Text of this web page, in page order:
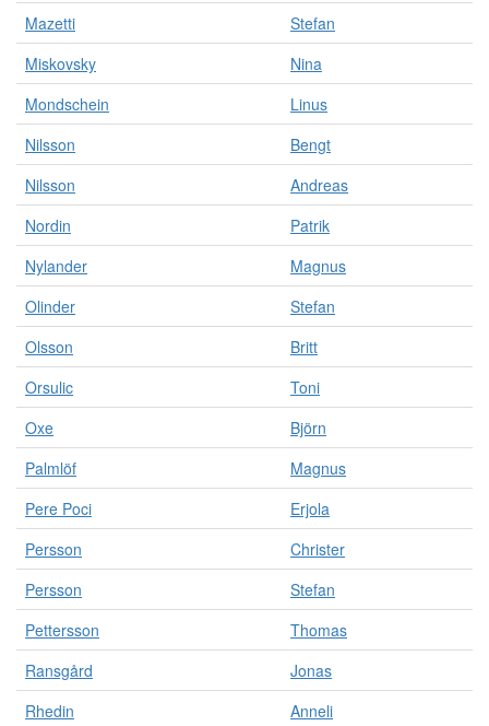
Mazetti
Stefan
Miskovsky
Nina
Mondschein
Linus
Nilsson
Bengt
Nilsson
Andreas
Nordin
Patrik
Nylander
Magnus
Olinder
Stefan
Olsson
Britt
Orsulic
Toni
Oxe
Björn
Palmlöf
Magnus
Pere Poci
Erjola
Persson
Christer
Persson
Stefan
Pettersson
Thomas
Ransgård
Jonas
Rhedin
Anneli